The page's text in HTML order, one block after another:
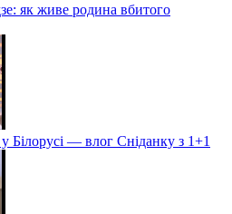
як живе родина вбитого
Білорусі — влог Сніданку з 1+1